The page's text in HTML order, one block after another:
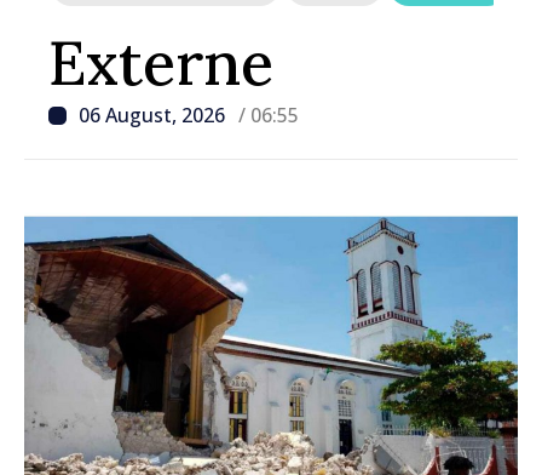
Externe
06 August, 2026 / 06:55